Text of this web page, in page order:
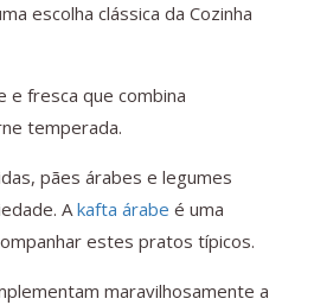
escolha clássica da Cozinha
e fresca que combina
temperada.
pães árabes e legumes
Akafta árabe é uma
estes pratos típicos.
maravilhosamente a